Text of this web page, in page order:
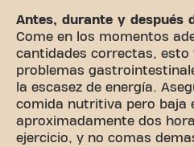
Antes, durante y después
Come en los momentos
cantidades correctas, esto
problemas
la escasez de energía.
comida nutritiva pero baja
aproximadamente dos
ejercicio, y no comas